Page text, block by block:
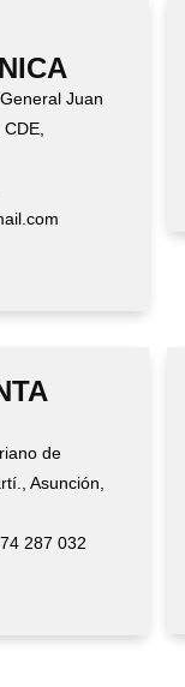
Juan
de
Asunción,
287 032